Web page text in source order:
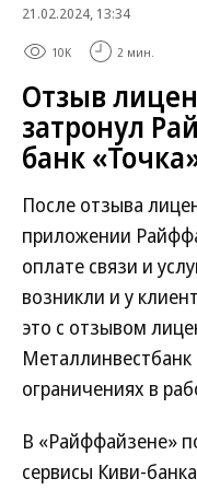
21.02.2024, 13:34
10K 2 мин.
Отзыв
затронул
банк
После отзыва
приложении
оплате связи и
возникли и у
это с отзывом
ограничениях в
В «Райффайзене»
сервисы Киви-